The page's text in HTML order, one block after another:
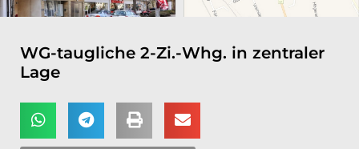
WG-taugliche 2-Zi.-Whg. in zentraler
Lage